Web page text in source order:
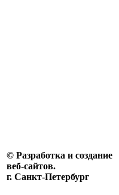
© Разработка и создание
веб-сайтов.
г. Санкт-Петербург